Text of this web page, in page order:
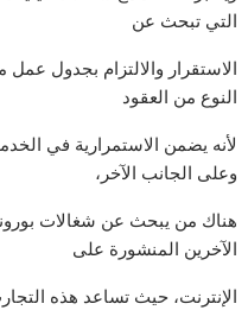
التي تبحث عن
الاستقرار والالتزام بجدول
النوع من العقود
لأنه يضمن الاستمرارية في
وعلى الجانب الآخر،
هناك من يبحث عن شغالات
الآخرين المنشورة على
الإنترنت، حيث تساعد هذه